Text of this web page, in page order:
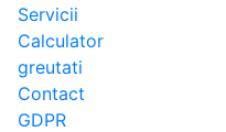
Servicii
Calculator
greutati
Contact
GDPR